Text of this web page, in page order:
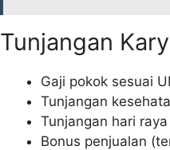
Tunjangan
Gaji pokok sesuai
Tunjangan
Tunjangan hari raya
Bonus penjualan